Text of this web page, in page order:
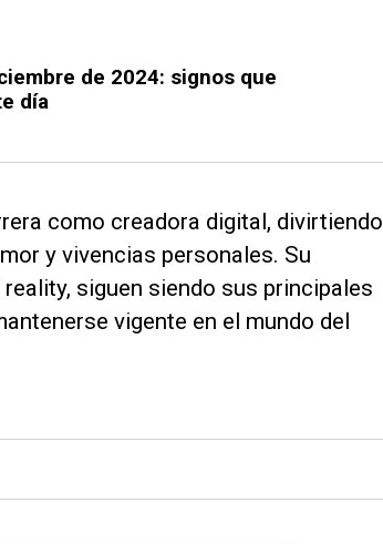
de 2024: signos que
día
como creadora digital, divirtiendo
y vivencias personales. Su
siguen siendo sus principales
vigente en el mundo del